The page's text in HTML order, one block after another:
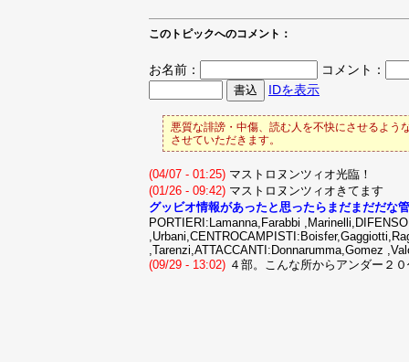
このトピックへのコメント：
お名前：
コメント：
IDを表示
悪質な誹謗・中傷、読む人を不快にさせるよう
させていただきます。
(04/07 - 01:25) マストロヌンツィオ光臨！
(01/26 - 09:42) マストロヌンツィオきてます
グッビオ情報があったと思ったらまだまだだな
PORTIERI:Lamanna,Farabbi
,Tarenzi,ATTACCANTI:Donnarumma,Gomez
(09/29 - 13:02) ４部。こんな所からアンダー２